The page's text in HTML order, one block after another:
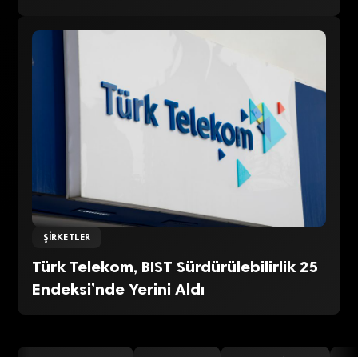
ŞIRKETLER
Türk Telekom, BIST Sürdürülebilirlik 25
Endeksi’nde Yerini Aldı